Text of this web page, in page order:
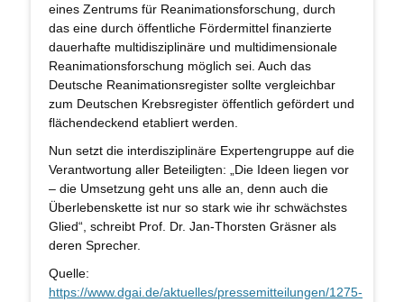
eines Zentrums für Reanimationsforschung, durch
das eine durch öffentliche Fördermittel finanzierte
dauerhafte multidisziplinäre und multidimensionale
Reanimationsforschung möglich sei. Auch das
Deutsche Reanimationsregister sollte vergleichbar
zum Deutschen Krebsregister öffentlich gefördert und
flächendeckend etabliert werden.
Nun setzt die interdisziplinäre Expertengruppe auf die
Verantwortung aller Beteiligten: „Die Ideen liegen vor
– die Umsetzung geht uns alle an, denn auch die
Überlebenskette ist nur so stark wie ihr schwächstes
Glied“, schreibt Prof. Dr. Jan-Thorsten Gräsner als
deren Sprecher.
Quelle:
https://www.dgai.de/aktuelles/pressemitteilungen/1275-